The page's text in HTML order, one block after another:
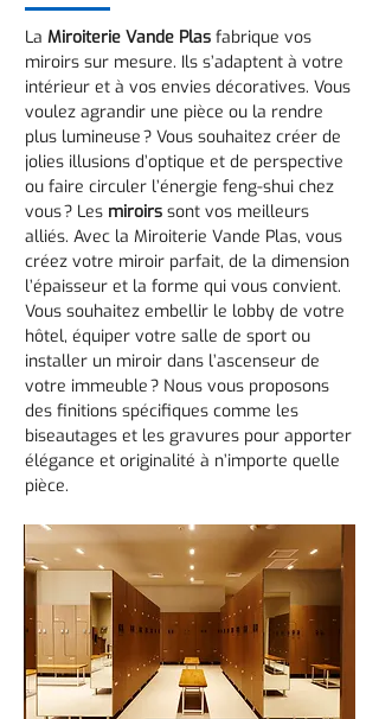
La Miroiterie Vande Plas fabrique vos
miroirs sur mesure. Ils s’adaptent à votre
intérieur et à vos envies décoratives. Vous
voulez agrandir une pièce ou la rendre
plus lumineuse ? Vous souhaitez créer de
jolies illusions d’optique et de perspective
ou faire circuler l’énergie feng-shui chez
vous ? Les miroirs sont vos meilleurs
alliés. Avec la Miroiterie Vande Plas, vous
créez votre miroir parfait, de la dimension
l’épaisseur et la forme qui vous convient.
Vous souhaitez embellir le lobby de votre
hôtel, équiper votre salle de sport ou
installer un miroir dans l’ascenseur de
votre immeuble ? Nous vous proposons
des finitions spécifiques comme les
biseautages et les gravures pour apporter
élégance et originalité à n’importe quelle
pièce.